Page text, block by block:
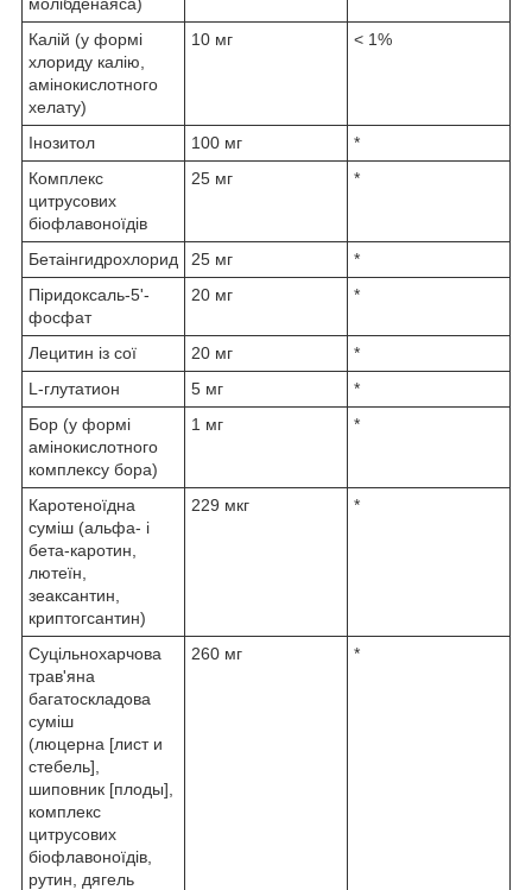
Калій (у формі
хлориду калію,
амінокислотного
хелату)
10 мг < 1%
Інозитол 100 мг
*
Комплекс
цитрусових
біофлавоноїдів
25 мг *
Бетаінгидрохлорид 25 мг
*
Піридоксаль-5'-
фосфат
20 мг *
Лецитин із сої 20 мг
*
L-глутатион
5 мг
*
Бор (у формі
амінокислотного
комплексу бора)
1 мг *
Каротеноїдна
суміш (альфа- і
бета-каротин,
лютеїн,
зеаксантин,
криптогсантин)
229 мкг *
Суцільнохарчова
трав'яна
багатоскладова
суміш
(люцерна [лист и
стебель],
шиповник [плоды],
комплекс
цитрусових
біофлавоноїдів,
рутин, дягель
260 мг *